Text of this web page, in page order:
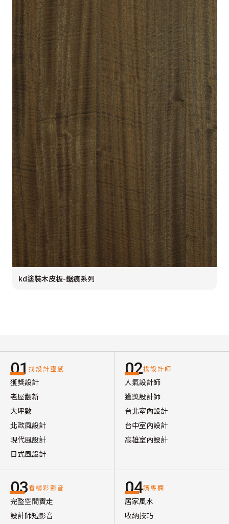
kd塗裝木皮板-鋸痕系列
01 找設計靈感
獲獎設計
老屋翻新
大坪數
北歐風設計
現代風設計
日式風設計
02找設計師
人氣設計師
獲獎設計師
台北室內設計
台中室內設計
高雄室內設計
03看精彩影音
完整空間實走
設計師短影音
04讀專欄
居家風水
收納技巧